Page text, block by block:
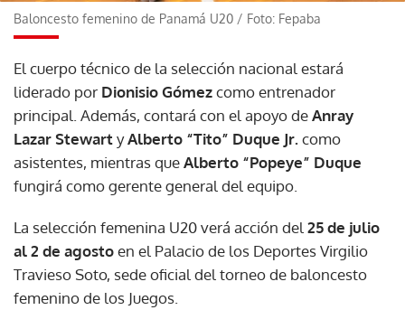
Baloncesto femenino de Panamá U20 / Foto: Fepaba
El cuerpo técnico de la selección nacional estará
liderado por Dionisio Gómezcomo entrenador
principal. Además, contará con el apoyo deAnray
Lazar StewartyAlberto “Tito” Duque Jr.como
asistentes, mientras queAlberto “Popeye” Duque
fungirá como gerente general del equipo.
La selección femenina U20 verá acción del25 de julio
al 2 de agostoen el Palacio de los Deportes Virgilio
Travieso Soto, sede oficial del torneo de baloncesto
femenino de los Juegos.